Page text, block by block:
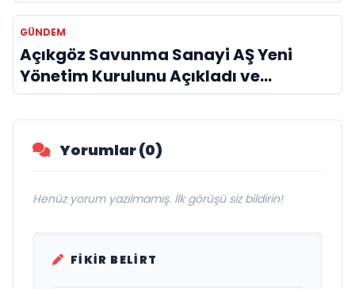
GÜNDEM
Açıkgöz Savunma Sanayi AŞ Yeni
Yönetim Kurulunu Açıkladı ve
Savunma Sanayinde Küresel Vizyon
Vurgusu
Yorumlar (0)
Henüz yorum yazılmamış. İlk görüşü siz bildirin!
FIKIR BELIRT